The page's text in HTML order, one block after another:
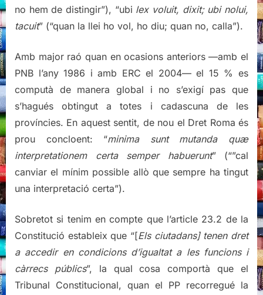
no hem de distingir”), “ubi lex voluit, dixit; ubi nolui,
tacuit” (“quan la llei ho vol, ho diu; quan no, calla”).
Amb major raó quan en ocasions anteriors —amb el
PNB l’any 1986 i amb ERC el 2004— el 15 % es
computà de manera global i no s’exigí pas que
s’hagués obtingut a totes i cadascuna de les
províncies. En aquest sentit, de nou el Dret Roma és
prou concloent: “minima sunt mutanda quæ
interpretationem certa semper habuerunt” (“”cal
canviar el mínim possible allò que sempre ha tingut
una interpretació certa”).
Sobretot si tenim en compte que l’article 23.2 de la
Constitució estableix que “[Els ciutadans] tenen dret
a accedir en condicions d’igualtat a les funcions i
càrrecs públics”, la qual cosa comportà que el
Tribunal Constitucional, quan el PP recorregué la